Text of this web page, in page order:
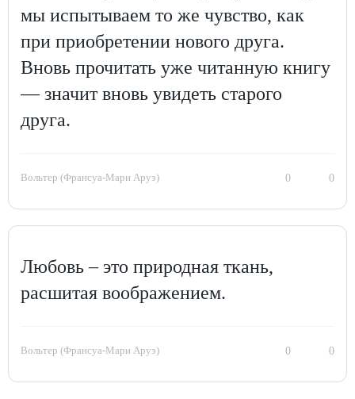
мы испытываем то же чувство, как
при приобретении нового друга.
Вновь прочитать уже читанную книгу
— значит вновь увидеть старого
друга.
Вольтер (Франсуа-Мари Аруэ) 0 0
Любовь – это природная ткань,
расшитая воображением.
Вольтер (Франсуа-Мари Аруэ) 0 0